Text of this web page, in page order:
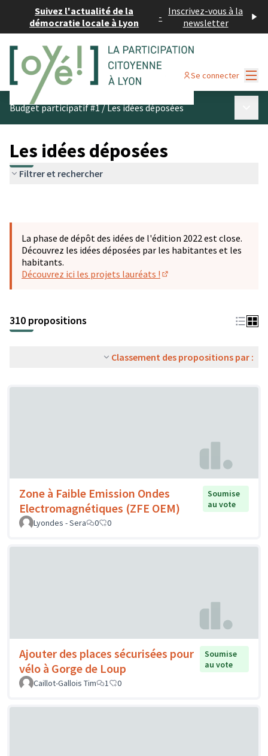
Suivez l'actualité de la
démocratie locale à Lyon
- Inscrivez-vous à la
newsletter
Se connecter
Budget participatif #1/Les idées déposées
Les idées déposées
Filtrer et rechercher
La phase de dépôt des idées de l'édition 2022 est close.
Découvrez les idées déposées par les habitantes et les
habitants.
Découvrez ici les projets lauréats !
310 propositions
Classement des propositions par :
Zone à Faible Emission Ondes
Electromagnétiques (ZFE OEM)
Soumise
au vote
Lyondes - Sera
0 0
Ajouter des places sécurisées pour
vélo à Gorge de Loup
Soumise
au vote
Caillot-Gallois Tim
1 0